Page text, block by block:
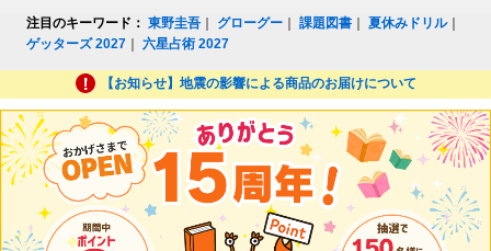
注目のキーワード： 東野圭吾 グローグー ｜課題図書 ｜夏休みドリル｜
ゲッターズ 2027 ｜六星占術 2027
【お知らせ】地震の影響による商品のお届けについて